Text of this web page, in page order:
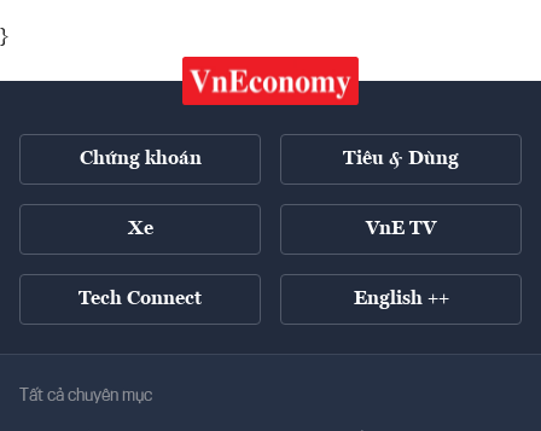
}
Chứng khoán Tiêu & Dùng
Xe VnE TV
Tech Connect English ++
Tất cả chuyên mục